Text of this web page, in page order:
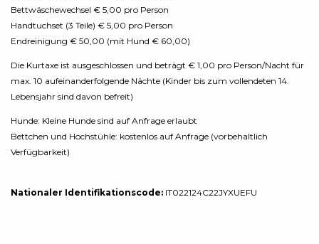
Bettwäschewechsel € 5,00 pro Person
Handtuchset (3 Teile) € 5,00 pro Person
Endreinigung € 50,00 (mit Hund € 60,00)
Die Kurtaxe ist ausgeschlossen und beträgt € 1,00 pro Person/Nacht für
max. 10 aufeinanderfolgende Nächte (Kinder bis zum vollendeten 14.
Lebensjahr sind davon befreit)
Hunde: Kleine Hunde sind auf Anfrage erlaubt
Bettchen und Hochstühle: kostenlos auf Anfrage (vorbehaltlich
Verfügbarkeit)
Nationaler Identifikationscode: IT022124C22JYXUEFU